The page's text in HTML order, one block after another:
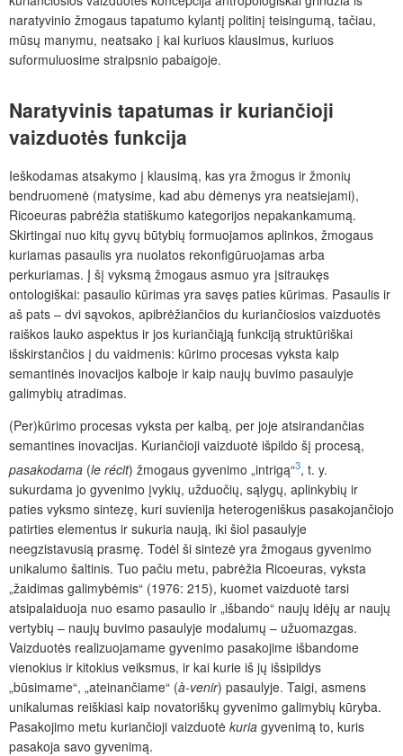
naratyvinio žmogaus tapatumo kylantį politinį teisingumą, tačiau,
mūsų manymu, neatsako į kai kuriuos klausimus, kuriuos
suformuluosime straipsnio pabaigoje.
Naratyvinis tapatumas ir kuriančioji
vaizduotės funkcija
Ieškodamas atsakymo į klausimą, kas yra žmogus ir žmonių
bendruomenė (matysime, kad abu dėmenys yra neatsiejami),
Ricoeuras pabrėžia statiškumo kategorijos nepakankamumą.
Skirtingai nuo kitų gyvų būtybių formuojamos aplinkos, žmogaus
kuriamas pasaulis yra nuolatos rekonfigūruojamas arba
perkuriamas. Į šį vyksmą žmogaus asmuo yra įsitraukęs
ontologiškai: pasaulio kūrimas yra savęs paties kūrimas. Pasaulis ir
aš pats – dvi sąvokos, apibrėžiančios du kuriančiosios vaizduotės
raiškos lauko aspektus ir jos kuriančiąją funkciją struktūriškai
išskirstančios į du vaidmenis: kūrimo procesas vyksta kaip
semantinės inovacijos kalboje ir kaip naujų buvimo pasaulyje
galimybių atradimas.
(Per)kūrimo procesas vyksta per kalbą, per joje atsirandančias
semantines inovacijas. Kuriančioji vaizduotė išpildo šį procesą,
pasakodama (le récit) žmogaus gyvenimo „intrigą“3, t. y.
sukurdama jo gyvenimo įvykių, užduočių, sąlygų, aplinkybių ir
paties vyksmo sintezę, kuri suvienija heterogeniškus pasakojančiojo
patirties elementus ir sukuria naują, iki šiol pasaulyje
neegzistavusią prasmę. Todėl ši sintezė yra žmogaus gyvenimo
unikalumo šaltinis. Tuo pačiu metu, pabrėžia Ricoeuras, vyksta
„žaidimas galimybėmis“ (1976: 215), kuomet vaizduotė tarsi
atsipalaiduoja nuo esamo pasaulio ir „išbando“ naujų idėjų ar naujų
vertybių – naujų buvimo pasaulyje modalumų – užuomazgas.
Vaizduotės realizuojamame gyvenimo pasakojime išbandome
vienokius ir kitokius veiksmus, ir kai kurie iš jų išsipildys
„būsimame“, „ateinančiame“ (à-venir) pasaulyje. Taigi, asmens
unikalumas reiškiasi kaip novatoriškų gyvenimo galimybių kūryba.
Pasakojimo metu kuriančioji vaizduotė kuria gyvenimą to, kuris
pasakoja savo gyvenimą.